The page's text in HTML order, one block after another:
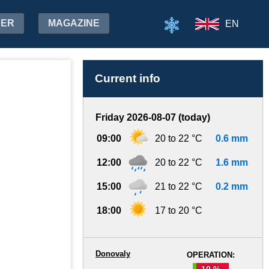
MAGAZINE EN
Current info
Friday 2026-08-07 (today)
09:00 20 to 22 °C 0.6 mm
12:00 20 to 22 °C 1.6 mm
15:00 21 to 22 °C 0.2 mm
18:00 17 to 20 °C
OPERATION:
Donovaly